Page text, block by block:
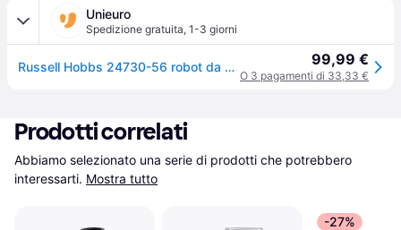
Unieuro
Spedizione gratuita, 1-3 giorni
Russell Hobbs 24730-56 robot da cucina 600 W 2,5 L Rosso 99,99 €
O 3 pagamenti di 33,33 €
Prodotti correlati
Abbiamo selezionato una serie di prodotti che potrebbero
interessarti. Mostra tutto
-27%